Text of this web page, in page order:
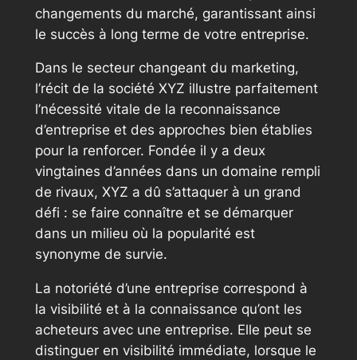
changements du marché, garantissant ainsi
le succès à long terme de votre entreprise.
Dans le secteur changeant du marketing,
l’récit de la société XYZ illustre parfaitement
l’nécessité vitale de la reconnaissance
d’entreprise et des approches bien établies
pour la renforcer. Fondée il y a deux
vingtaines d’années dans un domaine rempli
de rivaux, XYZ a dû s’attaquer à un grand
défi : se faire connaître et se démarquer
dans un milieu où la popularité est
synonyme de survie.
La notoriété d’une entreprise correspond à
la visibilité et à la connaissance qu’ont les
acheteurs avec une entreprise. Elle peut se
distinguer en visibilité immédiate, lorsque le